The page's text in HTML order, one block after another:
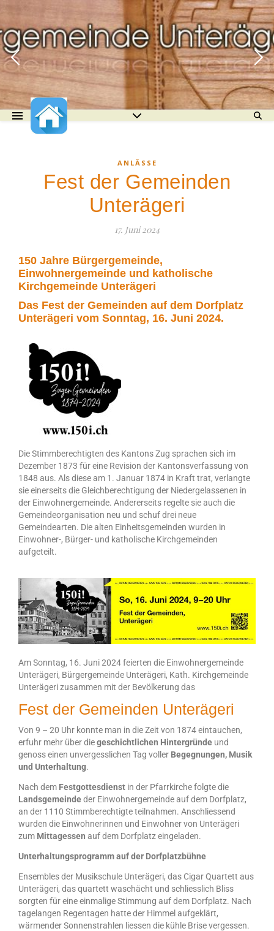
ANLÄSSE
Fest der Gemeinden
Unterägeri
17. Juni 2024
150 Jahre Bürgergemeinde,
Einwohnergemeinde und katholische
Kirchgemeinde Unterägeri
Das Fest der Gemeinden auf dem Dorfplatz
Unterägeri vom Sonntag, 16. Juni 2024.
Die Stimmberechtigten des Kantons Zug sprachen sich im
Dezember 1873 für eine Revision der Kantonsverfassung von
1848 aus. Als diese am 1. Januar 1874 in Kraft trat, verlangte
sie einerseits die Gleichberechtigung der Niedergelassenen in
der Einwohnergemeinde. Andererseits regelte sie auch die
Gemeindeorganisation neu und schuf drei neue
Gemeindearten. Die alten Einheitsgemeinden wurden in
Einwohner-, Bürger- und katholische Kirchgemeinden
aufgeteilt.
Am Sonntag, 16. Juni 2024 feierten die Einwohnergemeinde
Unterägeri, Bürgergemeinde Unterägeri, Kath. Kirchgemeinde
Unterägeri zusammen mit der Bevölkerung das
Fest der Gemeinden Unterägeri
Von 9 – 20 Uhr konnte man in die Zeit von 1874 eintauchen,
erfuhr mehr über diegeschichtlichen Hintergründe und
genoss einen unvergesslichen Tag voller Begegnungen, Musik
und Unterhaltung.
Nach dem Festgottesdienst in der Pfarrkirche folgte die
Landsgemeindeder Einwohnergemeinde auf dem Dorfplatz,
an der 1110 Stimmberechtigte teilnahmen. Anschliessend
wurden die Einwohnerinnen und Einwohner von Unterägeri
zum Mittagessen auf dem Dorfplatz eingeladen.
Unterhaltungsprogramm auf der Dorfplatzbühne
Ensembles der Musikschule Unterägeri, das Cigar Quartett aus
Unterägeri, dasquartett waschächt und schliesslich Bliss
sorgten für eine einmalige Stimmung auf dem Dorfplatz. Nach
tagelangen Regentagen hatte der Himmel aufgeklärt,
wärmender Sonnenstrahlen liessen die kühle Brise vergessen.